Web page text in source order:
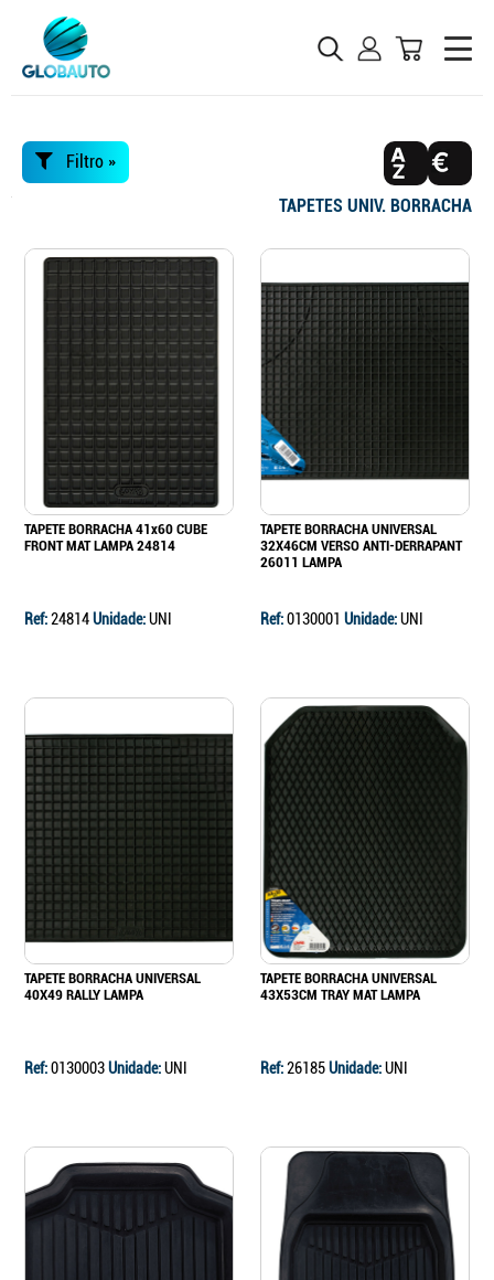
Filtro »
TAPETES UNIV. BORRACHA
TAPETE BORRACHA 41x60 CUBE
FRONT MAT LAMPA 24814
Ref:24814Unidade:UNI
TAPETE BORRACHA UNIVERSAL
32X46CM VERSO ANTI-DERRAPANT
26011 LAMPA
Ref:0130001 Unidade:UNI
TAPETE BORRACHA UNIVERSAL
40X49 RALLY LAMPA
Ref:0130003Unidade:UNI
TAPETE BORRACHA UNIVERSAL
43X53CM TRAY MAT LAMPA
Ref:26185Unidade:UNI